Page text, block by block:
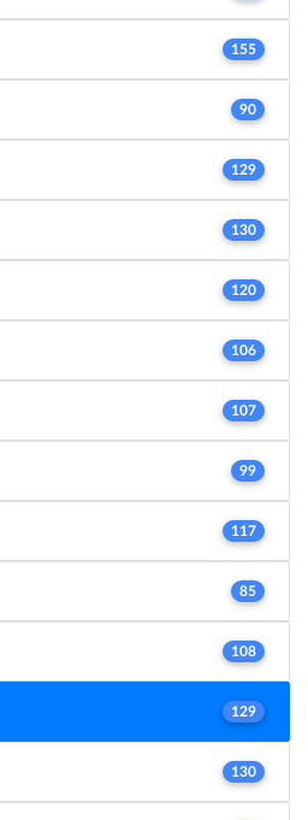
155
90
129
130
120
106
107
99
117
85
108
129
130